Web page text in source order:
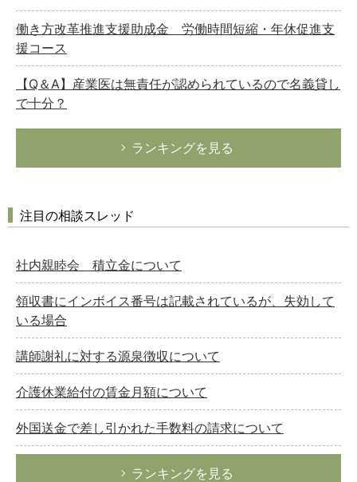
働き方改革推進支援助成金 労働時間短縮・年休促進支
援コース
【Q＆A】産業医は無責任が認められているので名義貸し
で十分？
ランキングを見る
注目の相談スレッド
社内親睦会 積立金について
領収書にインボイス番号は記載されているが、失効して
いる場合
講師謝礼に対する源泉徴収について
介護休業給付の賃金月額について
外国送金で差し引かれた手数料の請求について
ランキングを見る